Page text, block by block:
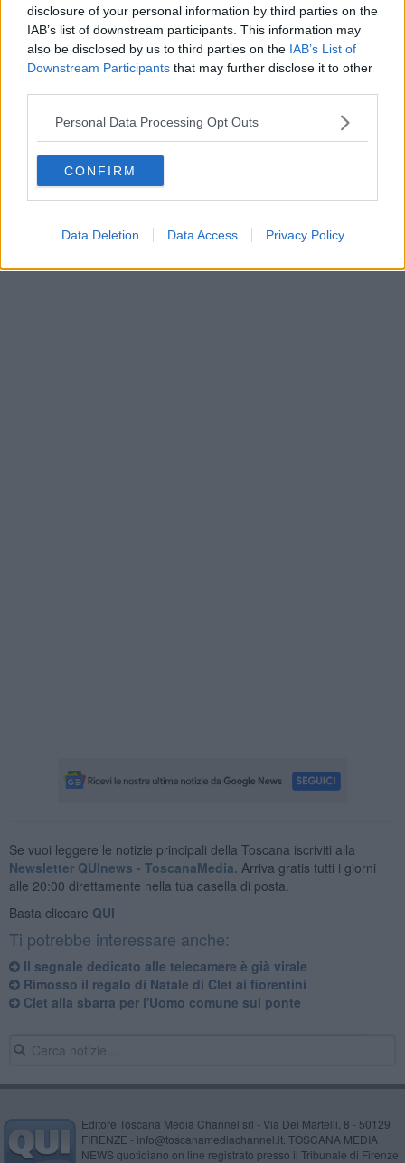
disclosure of your personal information by third parties on the
IAB’s list of downstream participants. This information may
also be disclosed by us to third parties on the IAB’s List of
Downstream Participants that may further disclose it to other
Personal Data Processing Opt Outs
CONFIRM
Data Deletion Data Access Privacy Policy
mondo ma che spesso fanno tribolare i fiorentini.
Se vuoi leggere le notizie principali della Toscana iscriviti alla
Newsletter QUInews - ToscanaMedia. Arriva gratis tutti i giorni
alle 20:00 direttamente nella tua casella di posta.
Basta cliccare QUI
Ti potrebbe interessare anche:
Il segnale dedicato alle telecamere è già virale
Rimosso il regalo di Natale di Clet ai fiorentini
Clet alla sbarra per l'Uomo comune sul ponte
Editore Toscana Media Channel srl - Via Dei Martelli, 8 - 50129
FIRENZE - info@toscanamediachannel.it. TOSCANA MEDIA
NEWS quotidiano on line registrato presso il Tribunale di Firenze